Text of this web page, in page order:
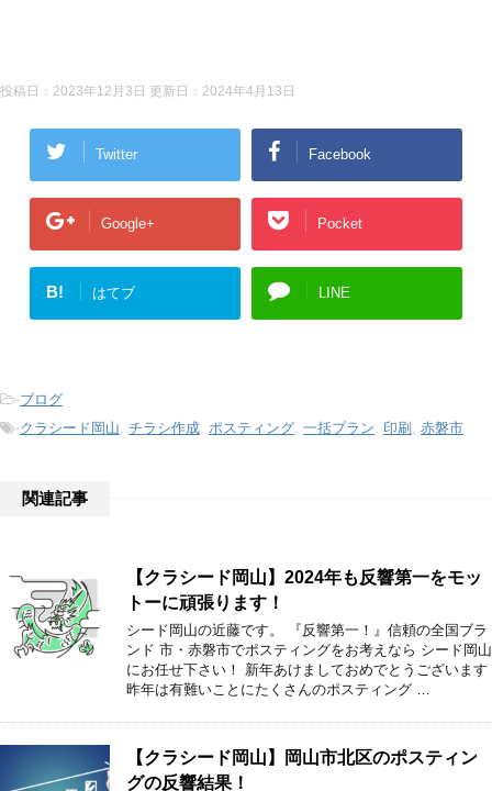
投稿日：2023年12月3日 更新日： 2024年4月13日
Twitter Facebook
Google+ Pocket
B! はてブ LINE
-ブログ
-クラシード岡山 チラシ作成 ポスティング 一括プラン 印刷 赤磐市
関連記事
【クラシード岡山】2024年も反響第一をモッ
トーに頑張ります！
シード岡山の近藤です。 『反響第一！』信頼の全国ブラ
ンド 市・赤磐市でポスティングをお考えなら シード岡山
にお任せ下さい！ 新年あけましておめでとうございます
昨年は有難いことにたくさんのポスティング …
【クラシード岡山】岡山市北区のポスティン
グの反響結果！